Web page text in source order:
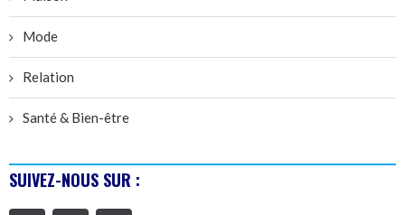
Mode
Relation
Santé & Bien-être
SUIVEZ-NOUS SUR :